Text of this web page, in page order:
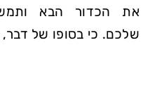
את הכדור הבא
שלכם. כי בסופו של